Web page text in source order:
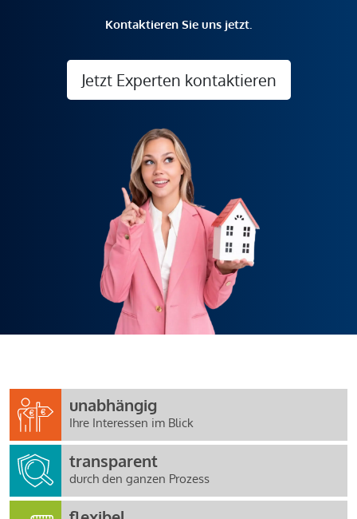
Kontaktieren Sie uns jetzt.
Jetzt Experten kontaktieren
unabhängig
Ihre Interessen im Blick
transparent
durch den ganzen Prozess